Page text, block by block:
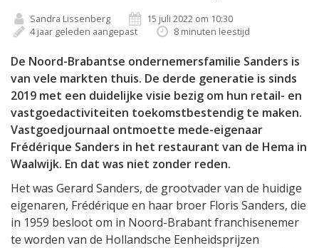
Sandra Lissenberg
15 juli 2022 om 10:30
4 jaar geleden aangepast
8 minuten leestijd
De Noord-Brabantse ondernemersfamilie Sanders is
van vele markten thuis. De derde generatie is sinds
2019 met een duidelijke visie bezig om hun retail- en
vastgoedactiviteiten toekomstbestendig te maken.
Vastgoedjournaal ontmoette mede-eigenaar
Frédérique Sanders in het restaurant van de Hema in
Waalwijk. En dat was niet zonder reden.
Het was Gerard Sanders, de grootvader van de huidige
eigenaren, Frédérique en haar broer Floris Sanders, die
in 1959 besloot om in Noord-Brabant franchisenemer
te worden van de Hollandsche Eenheidsprijzen